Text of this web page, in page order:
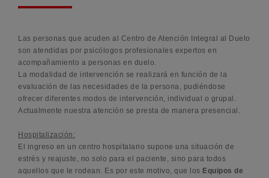
Las personas que acuden al Centro de Atención Integral al Duelo
son atendidas por psicólogos profesionales expertos en
acompañamiento a personas en duelo.
La modalidad de intervención se realizará en función de la
evaluación de las necesidades de la persona, pudiéndose
ofrecer diferentes modos de intervención, individual o grupal.
Actualmente nuestra atención se presta de manera presencial.
Hospitalización:
El ingreso en un centro hospitalario supone una situación de
estrés y reajuste, no solo para el paciente, sino para todos
aquellos que le rodean. Es por este motivo, que los Equipos de